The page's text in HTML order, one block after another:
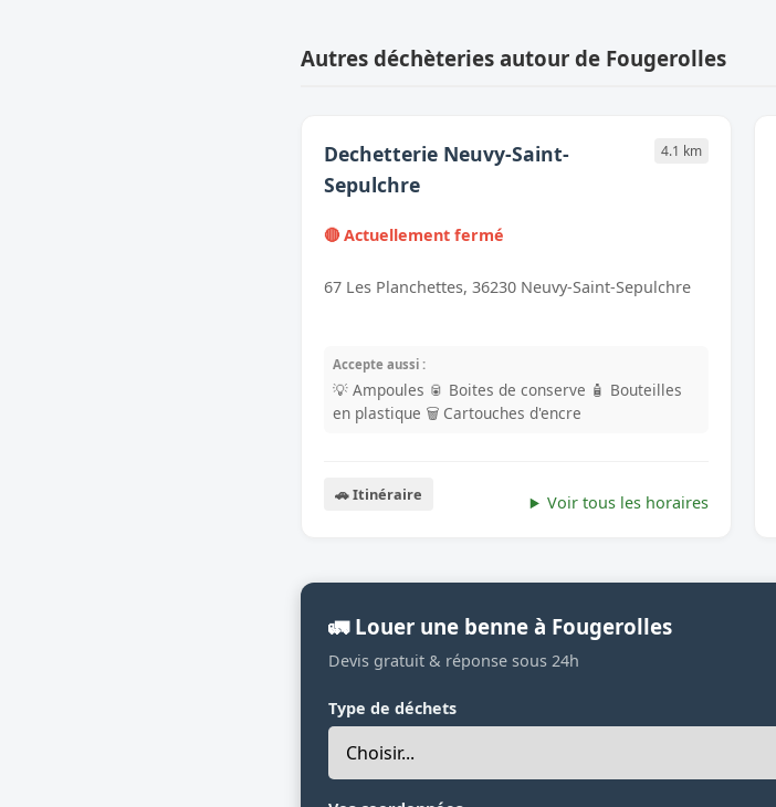
Autres déchèteries autour de Fougerolles
Dechetterie Neuvy-Saint-
Sepulchre
4.1 km
🔴 Actuellement fermé
67 Les Planchettes, 36230 Neuvy-Saint-Sepulchre
Accepte aussi :
💡 Ampoules 🥫 Boites de conserve 🧴 Bouteilles
en plastique 🗑️ Cartouches d'encre
🚗 Itinéraire Voir tous les horaires
🚛 Louer une benne à Fougerolles
Devis gratuit & réponse sous 24h
Type de déchets